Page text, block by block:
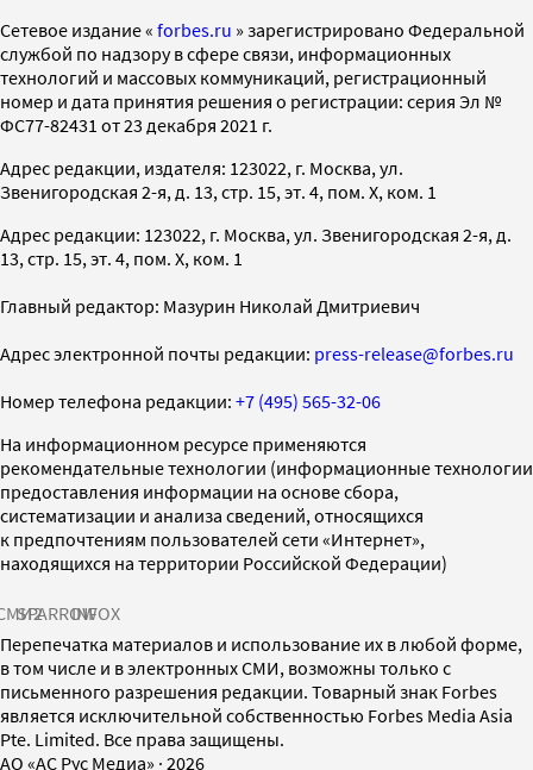
Cетевое издание « forbes.ru » зарегистрировано Федеральной
службой по надзору в сфере связи, информационных
технологий и массовых коммуникаций, регистрационный
номер и дата принятия решения о регистрации: серия Эл №
ФС77-82431 от 23 декабря 2021 г.
Адрес редакции, издателя: 123022, г. Москва, ул.
Звенигородская 2-я, д. 13, стр. 15, эт. 4, пом. X, ком. 1
Адрес редакции: 123022, г. Москва, ул. Звенигородская 2-я, д.
13, стр. 15, эт. 4, пом. X, ком. 1
Главный редактор: Мазурин Николай Дмитриевич
Адрес электронной почты редакции: press-release@forbes.ru
Номер телефона редакции: +7 (495) 565-32-06
На информационном ресурсе применяются
рекомендательные технологии (информационные технологии
предоставления информации на основе сбора,
систематизации и анализа сведений, относящихся
к предпочтениям пользователей сети «Интернет»,
находящихся на территории Российской Федерации)
SPARROWINFOX
Перепечатка материалов и использование их в любой форме,
в том числе и в электронных СМИ, возможны только с
письменного разрешения редакции. Товарный знак Forbes
является исключительной собственностью Forbes Media Asia
Pte. Limited. Все права защищены.
AO «АС Рус Медиа» · 2026